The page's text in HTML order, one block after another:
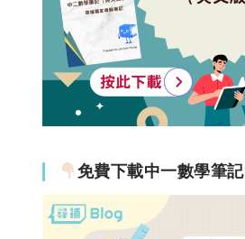
免費下載中一數學筆記